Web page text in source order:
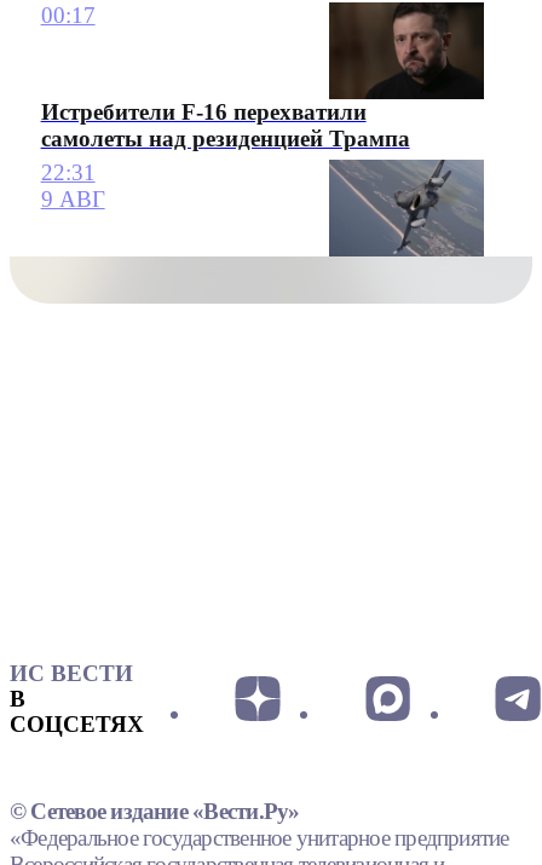
00:17
Истребители F-16 перехватили
самолеты над резиденцией Трампа
22:31
9 АВГ
ИС ВЕСТИ
В
СОЦСЕТЯХ
© Сетевое издание «Вести.Ру»
«Федеральное государственное унитарное предприятие